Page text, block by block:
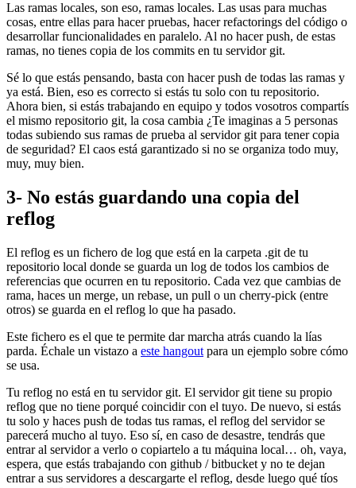
Las ramas locales, son eso, ramas locales. Las usas para muchas
cosas, entre ellas para hacer pruebas, hacer refactorings del código o
desarrollar funcionalidades en paralelo. Al no hacer push, de estas
ramas, no tienes copia de los commits en tu servidor git.
Sé lo que estás pensando, basta con hacer push de todas las ramas y
ya está. Bien, eso es correcto si estás tu solo con tu repositorio.
Ahora bien, si estás trabajando en equipo y todos vosotros compartís
el mismo repositorio git, la cosa cambia ¿Te imaginas a 5 personas
todas subiendo sus ramas de prueba al servidor git para tener copia
de seguridad? El caos está garantizado si no se organiza todo muy,
muy, muy bien.
3- No estás guardando una copia del
reflog
El reflog es un fichero de log que está en la carpeta .git de tu
repositorio local donde se guarda un log de todos los cambios de
referencias que ocurren en tu repositorio. Cada vez que cambias de
rama, haces un merge, un rebase, un pull o un cherry-pick (entre
otros) se guarda en el reflog lo que ha pasado.
Este fichero es el que te permite dar marcha atrás cuando la lías
parda. Échale un vistazo a este hangout para un ejemplo sobre cómo
se usa.
Tu reflog no está en tu servidor git. El servidor git tiene su propio
reflog que no tiene porqué coincidir con el tuyo. De nuevo, si estás
tu solo y haces push de todas tus ramas, el reflog del servidor se
parecerá mucho al tuyo. Eso sí, en caso de desastre, tendrás que
entrar al servidor a verlo o copiartelo a tu máquina local… oh, vaya,
espera, que estás trabajando con github / bitbucket y no te dejan
entrar a sus servidores a descargarte el reflog, desde luego qué tíos